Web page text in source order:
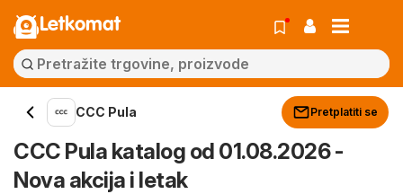
Letkomat
CCC Pula Pretplatiti se
CCC Pula katalog od 01.08.2026 -
Nova akcija i letak